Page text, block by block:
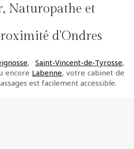
Naturopathe et
d'Ondres
,Saint-Vincent-de-Tyrosse,
encore Labenne, votre cabinet de
est facilement accessible.